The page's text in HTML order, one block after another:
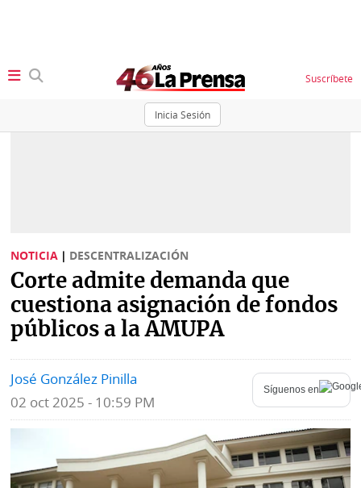
Inicia Sesión
Suscríbete
Sociedad
Judiciales
Política
Economía
Tecnología
Status
K
Vivir+
Opinión
Blogs
Fotografías
Videos
NOTICIA | DESCENTRALIZACIÓN
Corte admite demanda que
cuestiona asignación de fondos
públicos a la AMUPA
José González Pinilla
02 oct 2025 - 10:59 PM
Síguenos en